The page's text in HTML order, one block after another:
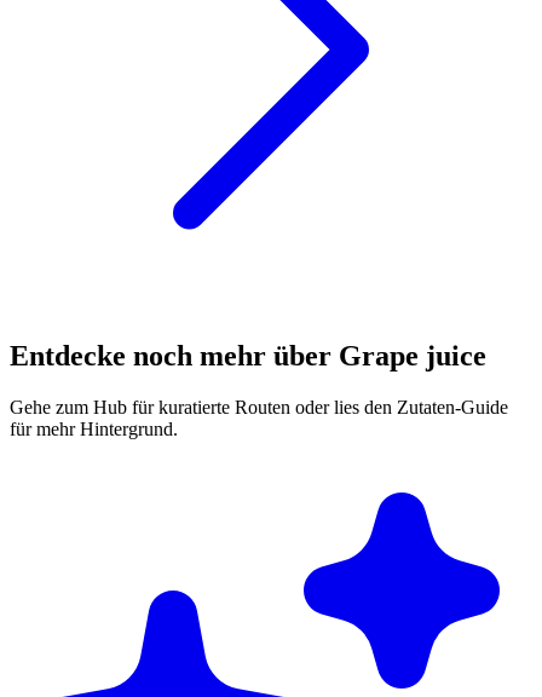
Entdecke noch mehr über Grape juice
Gehe zum Hub für kuratierte Routen oder lies den Zutaten-Guide
für mehr Hintergrund.